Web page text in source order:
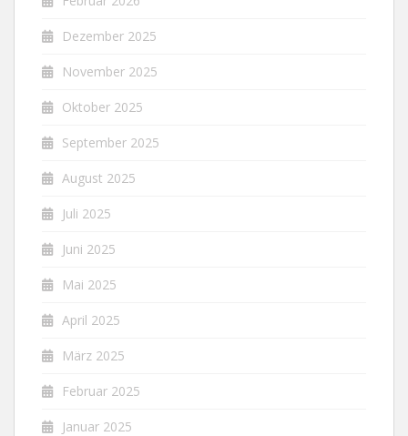
Dezember 2025
November 2025
Oktober 2025
September 2025
August 2025
Juli 2025
Juni 2025
Mai 2025
April 2025
März 2025
Februar 2025
Januar 2025